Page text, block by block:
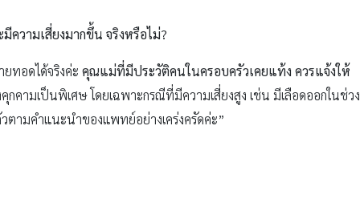
วามเสี่ยงมากขึ้น จริงหรือไม่?
ทอดได้จริงค่ะ คุณแม่ที่มีประวัติคนในครอบครัวเคยแท้ง ควรแจ้งให้
กคามเป็นพิเศษ โดยเฉพาะกรณีที่มีความเสี่ยงสูง เช่น มีเลือดออกในช่วง
ามคำแนะนำของแพทย์อย่างเคร่งครัดค่ะ”